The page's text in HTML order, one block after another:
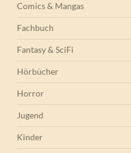
Comics & Mangas
Fachbuch
Fantasy & SciFi
Hörbücher
Horror
Jugend
Kinder